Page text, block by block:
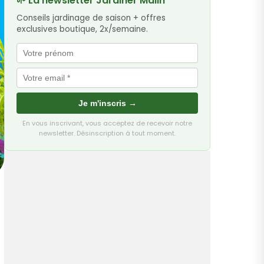
Conseils jardinage de saison + offres
exclusives boutique, 2x/semaine.
Je m'inscris →
En vous inscrivant, vous acceptez de recevoir notre
newsletter. Désinscription à tout moment.